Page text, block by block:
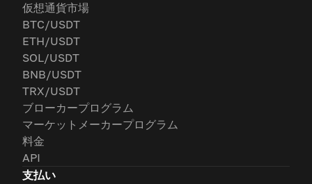
仮想通貨市場
BTC/USDT
ETH/USDT
SOL/USDT
BNB/USDT
TRX/USDT
ブローカープログラム
マーケットメーカープログラム
料金
API
支払い